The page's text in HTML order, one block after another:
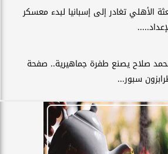
الأهلي تغادر إلى إسبانيا لبدء معسكر
صلاح يصنع طفرة جماهيرية.. صفحة
سبور...